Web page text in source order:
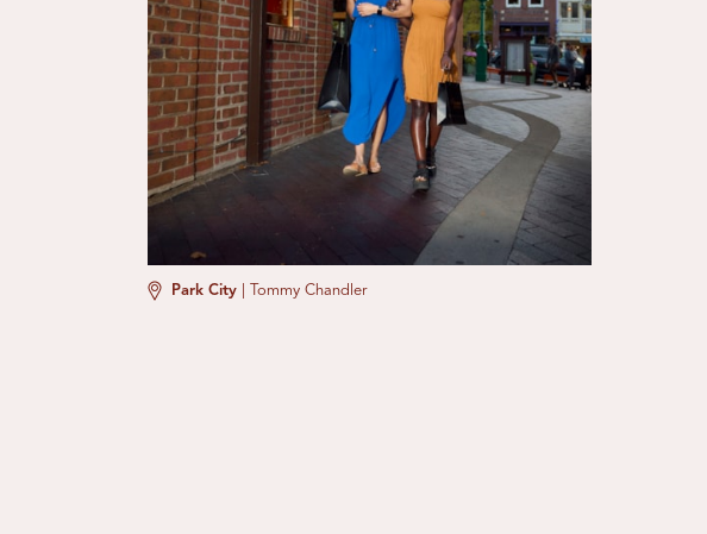
Park City Tommy Chandler